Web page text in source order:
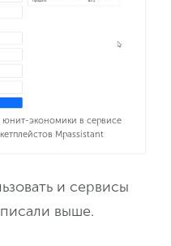
юнит-экономики в сервисе
Mpassistant
и сервисы
выше.